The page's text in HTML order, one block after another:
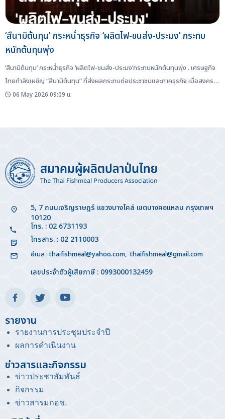
‘สึนามิต้นทุน’ กระหน่ำธุรกิจ ‘ผลิตไฟ-ขนส่ง-ประมง’ กระทบ
หนักต้นทุนพุ่ง
‘สึนามิต้นทุน’ กระหน่ำธุรกิจ ‘ผลิตไฟ-ขนส่ง-ประมง’กระทบหนักต้นทุนพุ่ง . เศรษฐกิจ
ไทยกำลังเผชิญ “สึนามิต้นทุน” ที่ส่งผลกระทบต่อประชาชนและภาคธุรกิจ เมื่อสงคราม
ในตะวันออกกลางเข้าสู่เดือนที่ 3 หลังจากสหรัฐและอิสราเอลเปิดฉากโจมตีอิหร่านเมื่อ
06 May 2026 09:09 น.
5, 7 ถนนเจริญราษฎร์ แขวงบางโคล่ เขตบางคอแหลม กรุงเทพฯ
10120
โทร. : 02 6731193
โทรสาร. : 02 2110003
อีเมล :thaifishmeal@yahoo.com,thaifishmeal@gmail.com
เลขประจำตัวผู้เสียภาษี : 0993000132459
รายงาน
รายงานการประชุมประจำปี
ผลการดำเนินงาน
ข่าวสารและกิจกรรม
ข่าวประชาสัมพันธ์
กิจกรรม
ข่าวสารมกอช.